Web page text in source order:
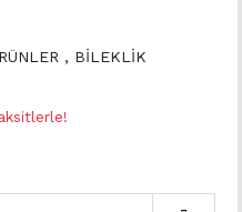
, BİLEKLİK